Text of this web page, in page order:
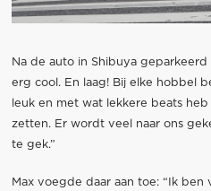
Na de auto in Shibuya
erg cool. En laag! Bij elke hobbel
leuk en met wat lekkere beats
zetten. Er wordt veel naar ons
te gek.”
Max voegde daar aan toe: “Ik